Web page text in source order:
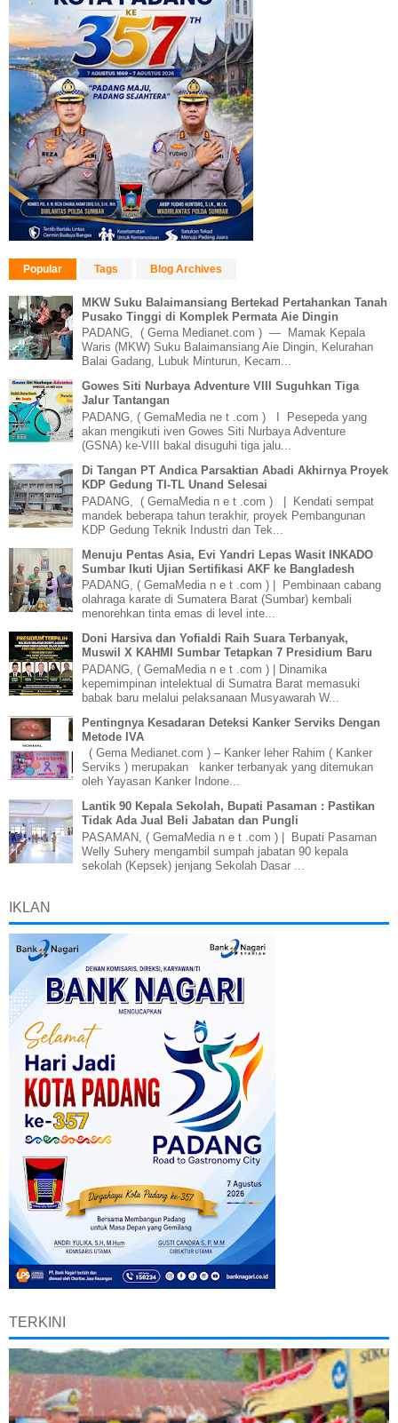
Popular Tags Blog Archives
MKW Suku Balaimansiang Bertekad Pertahankan Tanah
Pusako Tinggi di Komplek Permata Aie Dingin
PADANG, ( Gema Medianet.com ) — Mamak Kepala
Waris (MKW) Suku Balaimansiang Aie Dingin, Kelurahan
Balai Gadang, Lubuk Minturun, Kecam...
Gowes Siti Nurbaya Adventure VIII Suguhkan Tiga
Jalur Tantangan
PADANG, ( GemaMedia ne t .com ) I Pesepeda yang
akan mengikuti iven Gowes Siti Nurbaya Adventure
(GSNA) ke-VIII bakal disuguhi tiga jalu...
Di Tangan PT Andica Parsaktian Abadi Akhirnya Proyek
KDP Gedung TI-TL Unand Selesai
PADANG, ( GemaMedia n e t .com ) | Kendati sempat
mandek beberapa tahun terakhir, proyek Pembangunan
KDP Gedung Teknik Industri dan Tek...
Menuju Pentas Asia, Evi Yandri Lepas Wasit INKADO
Sumbar Ikuti Ujian Sertifikasi AKF ke Bangladesh
PADANG, ( GemaMedia n e t .com ) | Pembinaan cabang
olahraga karate di Sumatera Barat (Sumbar) kembali
menorehkan tinta emas di level inte...
Doni Harsiva dan Yofialdi Raih Suara Terbanyak,
Muswil X KAHMI Sumbar Tetapkan 7 Presidium Baru
PADANG, ( GemaMedia n e t .com ) | Dinamika
kepemimpinan intelektual di Sumatra Barat memasuki
babak baru melalui pelaksanaan Musyawarah W...
Pentingnya Kesadaran Deteksi Kanker Serviks Dengan
Metode IVA
( Gema Medianet.com ) – Kanker leher Rahim ( Kanker
Serviks ) merupakan kanker terbanyak yang ditemukan
oleh Yayasan Kanker Indone...
Lantik 90 Kepala Sekolah, Bupati Pasaman : Pastikan
Tidak Ada Jual Beli Jabatan dan Pungli
PASAMAN, ( GemaMedia n e t .com ) | Bupati Pasaman
Welly Suhery mengambil sumpah jabatan 90 kepala
sekolah (Kepsek) jenjang Sekolah Dasar ...
IKLAN
TERKINI